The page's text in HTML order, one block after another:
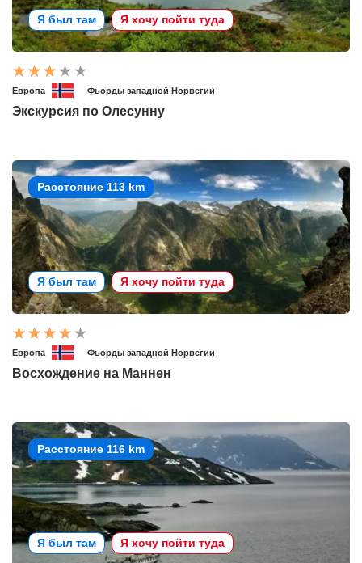
Я был там Я хочу пойти туда
Европа Фьорды западной Норвегии
Экскурсия по Олесунну
Расстояние 113 km
Я был там Я хочу пойти туда
Европа Фьорды западной Норвегии
Восхождение на Маннен
Расстояние 116 km
Я был там Я хочу пойти туда